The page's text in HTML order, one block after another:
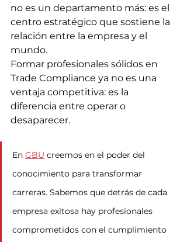
no es un departamento más: es el
centro estratégico que sostiene la
relación entre la empresa y el
mundo.
Formar profesionales sólidos en
Trade Compliance ya no es una
ventaja competitiva: es la
diferencia entre operar o
desaparecer.
En GBU creemos en el poder del
conocimiento para transformar
carreras. Sabemos que detrás de cada
empresa exitosa hay profesionales
comprometidos con el cumplimiento